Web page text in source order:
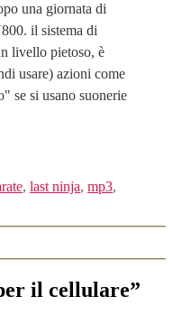
una giornata di
il sistema di
livello pietoso, è
usare) azioni come
se si usano suonerie
associare…
, last ninja, mp3,
il cellulare”